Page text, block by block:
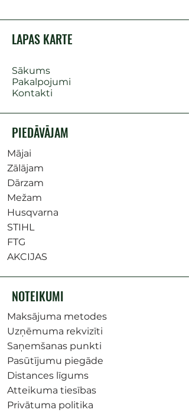
LAPAS KARTE
Sākums
Pakalpojumi
Kontakti
PIEDĀVĀJAM
Mājai
Zālājam
Dārzam
Mežam
Husqvarna
STIHL
FTG
AKCIJAS
NOTEIKUMI
Maksājuma metodes
Uzņēmuma rekvizīti
Saņemšanas punkti
Pasūtījumu piegāde
Distances līgums
Atteikuma tiesības
Privātuma politika